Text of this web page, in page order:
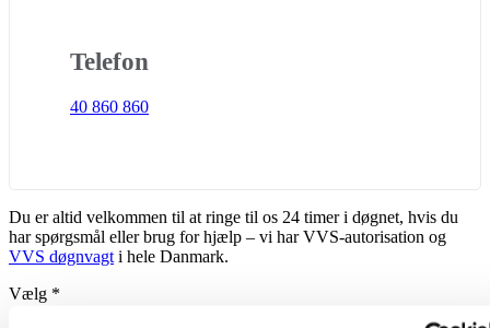
Telefon
40 860 860
Du er altid velkommen til at ringe til os 24 timer i døgnet, hvis du
har spørgsmål eller brug for hjælp – vi har VVS-autorisation og
VVS døgnvagt i hele Danmark.
Vælg *